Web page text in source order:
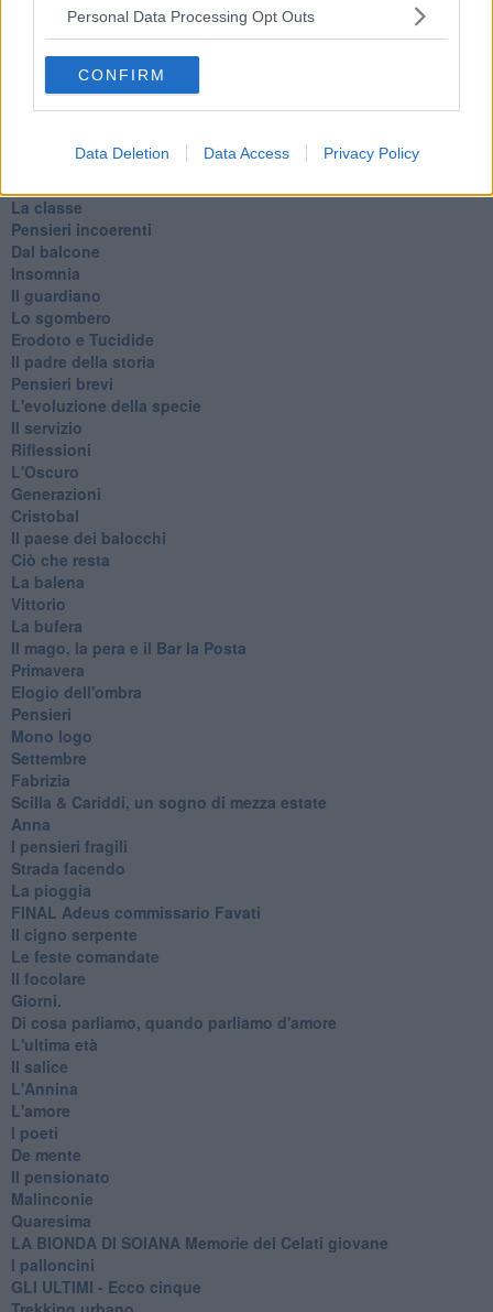
Personal Data Processing Opt Outs
CONFIRM
Data Deletion Data Access Privacy Policy
Continuando, la nonna e il carretto
Fiamme
Confessioni autoreferenziali
Utopie
La classe
Pensieri incoerenti
Dal balcone
Insomnia
Il guardiano
Lo sgombero
Erodoto e Tucidide
Il padre della storia
Pensieri brevi
L'evoluzione della specie
Il servizio
Riflessioni
L'Oscuro
Generazioni
Cristobal
Il paese dei balocchi
Ciò che resta
La balena
Vittorio
La bufera
Il mago, la pera e il Bar la Posta
Primavera
Elogio dell'ombra
Pensieri
Mono logo
Settembre
Fabrizia
​Scilla & Cariddi, un sogno di mezza estate
Anna
I pensieri fragili
Strada facendo
La pioggia
FINAL Adeus commissario Favati
Il cigno serpente
Le feste comandate
Il focolare
Giorni.
Di cosa parliamo, quando parliamo d'amore
L'ultima età
Il salice
L'Annina
L'amore
I poeti
De mente
Il pensionato
Malinconie
Quaresima
LA BIONDA DI SOIANA Memorie del Celati giovane
I palloncini
GLI ULTIMI - Ecco cinque